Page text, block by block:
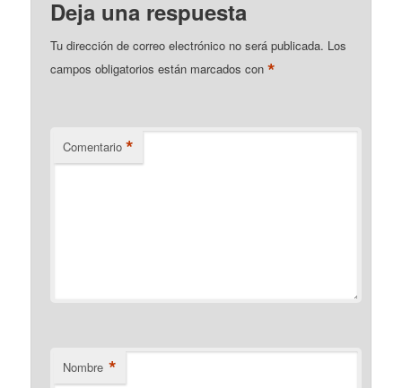
Deja una respuesta
Tu dirección de correo electrónico no será publicada. Los
campos obligatorios están marcados con*
Comentario *
Nombre *